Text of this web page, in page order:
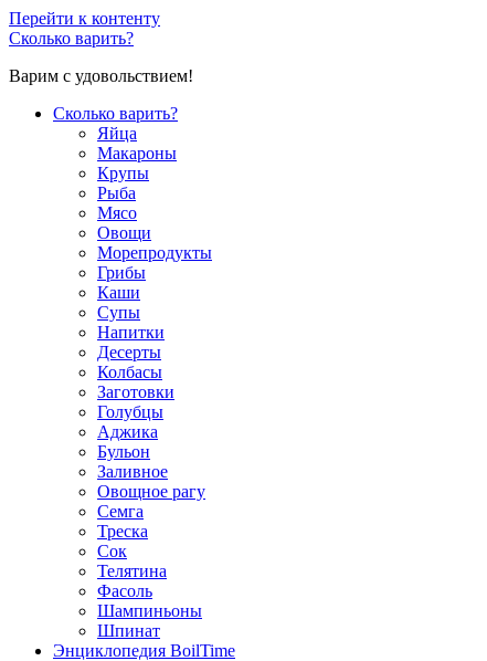
Перейти к контенту
Сколько варить?
Варим с удовольствием!
Сколько варить?
Яйца
Макароны
Крупы
Рыба
Мясо
Овощи
Морепродукты
Грибы
Каши
Супы
Напитки
Десерты
Колбасы
Заготовки
Голубцы
Аджика
Бульон
Заливное
Овощное рагу
Семга
Треска
Сок
Телятина
Фасоль
Шампиньоны
Шпинат
Энциклопедия BoilTime